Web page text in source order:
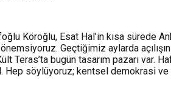
Köroğlu, Esat Hal’in kısa sürede
Geçtiğimiz aylarda
Teras’ta bugün tasarım pazarı var.
söylüyoruz; kentsel demokrasi